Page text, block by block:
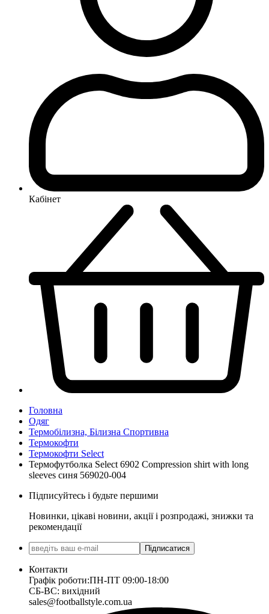
Кабінет
Головна
Одяг
Термобілизна, Білизна Спортивна
Термокофти
Термокофти Select
Термофутболка Select 6902 Compression shirt with long
sleeves синя 569020-004
Підписуйтесь і будьте першими
Новинки, цікаві новини, акції і розпродажі, знижки та
рекомендації
Підписатися
Контакти
Графік роботи:ПН-ПТ 09:00-18:00
СБ-ВС: вихідний
sales@footballstyle.com.ua